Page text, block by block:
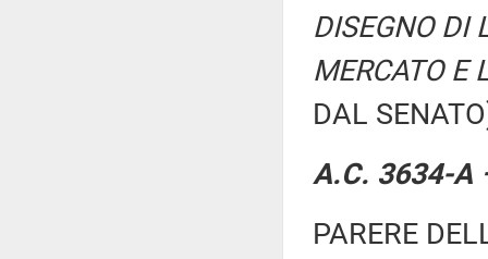
DISEGNO DI
MERCATO E
DAL
A.C. 3634-A
PARERE